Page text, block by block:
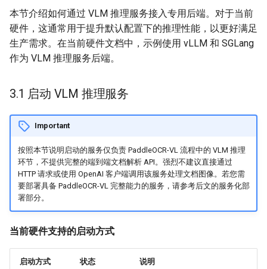
本节介绍如何通过 VLM 推理服务接入专用后端。对于当前
硬件，这通常用于提升默认配置下的推理性能，以更好满足
生产需求。在当前硬件文档中，示例使用 vLLM 和 SGLang
作为 VLM 推理服务后端。
3.1 启动 VLM 推理服务
Important
按照本节说明启动的服务仅负责 PaddleOCR-VL 流程中的 VLM 推理
环节，不提供完整的端到端文档解析 API。强烈不建议直接通过
HTTP 请求或使用 OpenAI 客户端调用该服务处理文档图像。若您需
要部署具备 PaddleOCR-VL 完整能力的服务，请参考后文的服务化部
署部分。
当前硬件支持的启动方式
启动方式 状态 说明